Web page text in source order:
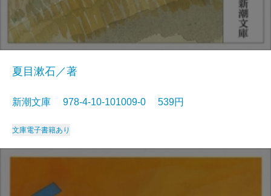
夏目漱石／著
新潮文庫 978-4-10-101009-0 539円
文庫電子書籍あり